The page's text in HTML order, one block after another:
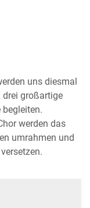
uns diesmal
drei großartige
begleiten.
werden das
umrahmen und